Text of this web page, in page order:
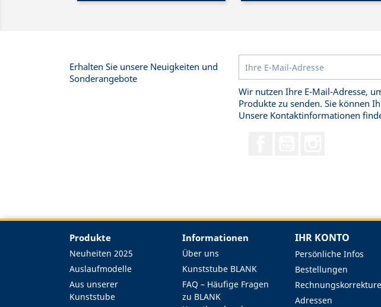
Erhalten Sie unsere Neuigkeiten und
Sonderangebote
Wir nutzen Ihre E-Mail-Adresse,
Produkte zu senden. Sie können
Unsere Kontaktinformationen
Produkte
Neuheiten 2025
Auslaufmodelle
Aus unserer
Kunststube
Informationen
Über uns
Kunststube BLANK
FAQ – Häufige Fragen
zu BLANK
IHR KONTO
Persönliche Infos
Bestellungen
Adressen